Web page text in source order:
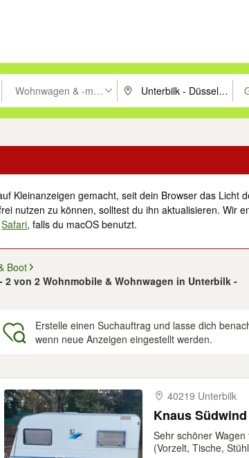
um zu suchen, oder Vorschläge mit den Pfeiltasten
Wohnwagen & -mobile PLZ oder Ort eingeben.
Kleinanzeigen gemacht, seit dein Browser das Licht
nutzen zu können, solltest du ihn aktualisieren. Wir
Safari, falls du macOS benutzt.
Boot
2 von 2 Wohnmobile & Wohnwagen in Unterbilk -
Erstelle einen Suchauftrag und lasse dich
wenn neue Anzeigen eingestellt werden.
40219 Unterbilk
Knaus
Sehr schöner
(Vorzelt, Tische,